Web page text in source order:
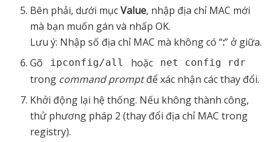
Bên phải, dưới mụcValue, nhập địa chỉ MAC mới
mà bạn muốn gán và nhấp OK.
Lưu ý: Nhập số địa chỉ MAC mà không có “:” ở giữa.
Gõ
ipconfig/all hoặc net config rdr
trong command promptđể xác nhận các thay đổi.
Khởi động lại hệ thống. Nếu không thành công,
thử phương pháp 2 (thay đổi địa chỉ MAC trong
registry).